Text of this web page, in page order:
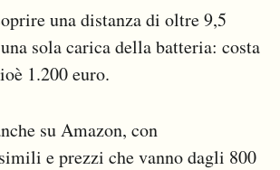
una distanza di oltre 9,5
sola carica della batteria: costa
1.200 euro.
su Amazon, con
e prezzi che vanno dagli 800